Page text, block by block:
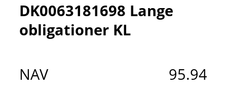
DK0063181698 Lange
obligationer KL
NAV 95.94